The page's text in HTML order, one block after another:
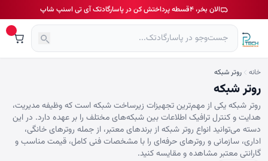
الان بخر، ۴قسطه پرداختش کن در پاسارگادتک آی تی اسنپ شاپ
خانه روتر شبکه
روتر شبکه
روتر شبکه یکی از مهم‌ترین تجهیزات زیرساخت شبکه است که وظیفه مدیریت،
هدایت و کنترل ترافیک اطلاعات بین شبکه‌های مختلف را بر عهده دارد. در این
دسته می‌توانید انواع روتر شبکه از برندهای معتبر، از جمله روترهای خانگی،
اداری، سازمانی و روترهای حرفه‌ای را با مشخصات فنی کامل، قیمت مناسب و
گارانتی معتبر مشاهده و مقایسه کنید.